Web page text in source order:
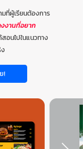
ที่ผู้เรียนต้องการ
งานที่อยาก
สอนไปในแนวทาง
!